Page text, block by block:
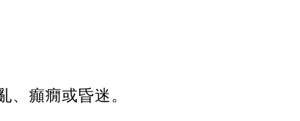
癲癇或昏迷。